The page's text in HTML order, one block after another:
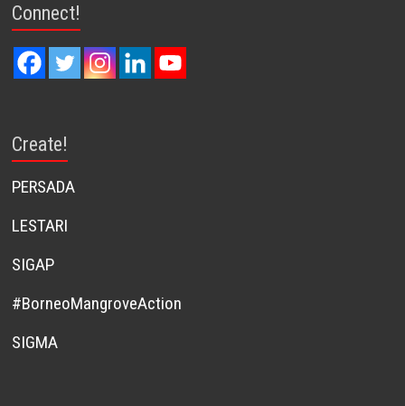
Connect!
Create!
PERSADA
LESTARI
SIGAP
#BorneoMangroveAction
SIGMA